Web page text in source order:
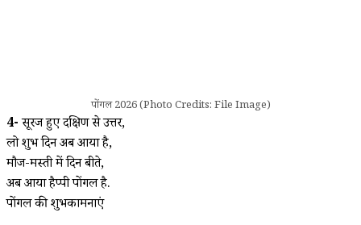
पोंगल 2026 (Photo Credits: File Image)
4-सूरज हुए दक्षिण से उत्तर,
लो शुभ दिन अब आया है,
मौज-मस्ती में दिन बीते,
अब आया हैप्पी पोंगल है.
पोंगल की शुभकामनाएं